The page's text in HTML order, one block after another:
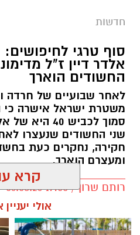
חדשות
סוף טרגי
אלדר דיין ז"ל
החשודים הוארך
לאחר שבועיים של חרדה
משטרת ישראל אישרה כי
שני החשודים שנעצרו
חקירה, נחקרים כעת
ומעצרם הוארך.
רותם שרון / 19:00 06.08.26
קרא
אולי